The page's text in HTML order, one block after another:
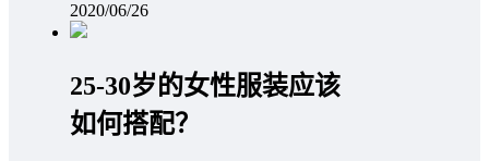
2020/06/26
25-30岁的女性服装应该
如何搭配？